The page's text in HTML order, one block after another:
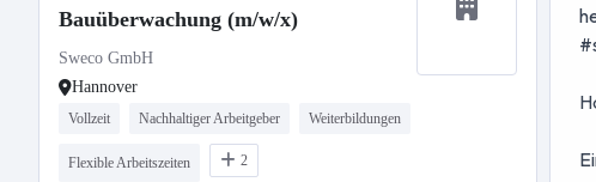
Bauüberwachung (m/w/x)
Sweco GmbH
Hannover
Vollzeit Nachhaltiger Arbeitgeber Weiterbildungen
Flexible Arbeitszeiten 2